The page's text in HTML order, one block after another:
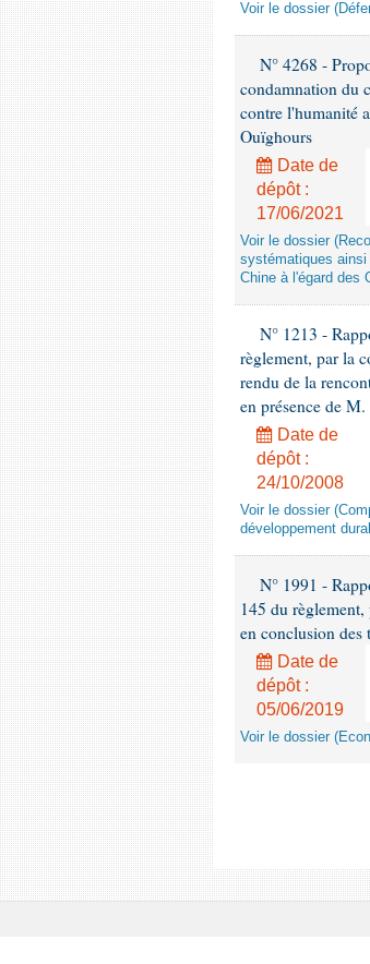
Voir le dossier
N° 4268 -
condamnation du
contre l'humanité
Ouïghours
Date de
dépôt :
17/06/2021
Voir le dossier
systématiques ainsi
Chine à l'égard des
N° 1213 -
règlement, par la
rendu de la
en présence de
Date de
dépôt :
24/10/2008
Voir le dossier
développement
N° 1991 -
145 du
en conclusion
Date de
dépôt :
05/06/2019
Voir le dossier